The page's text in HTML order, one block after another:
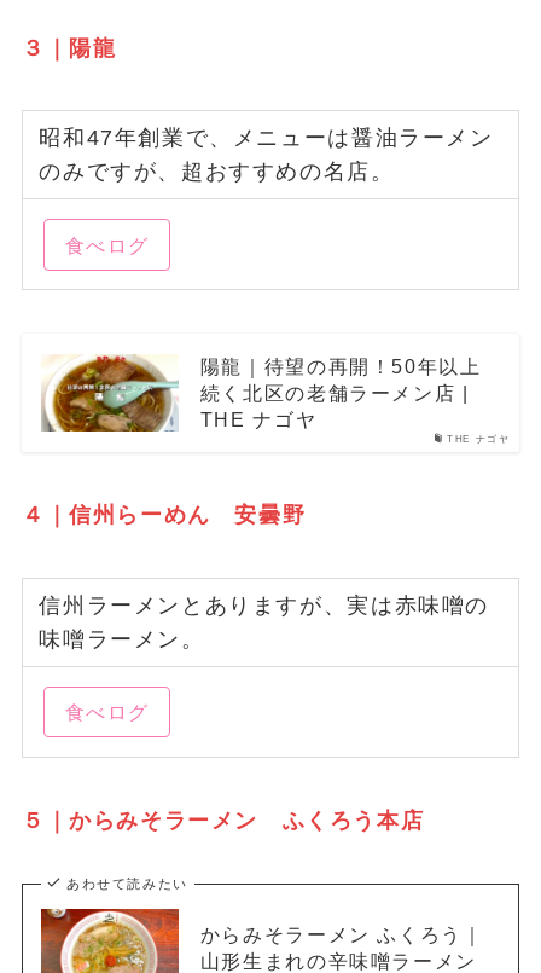
３｜陽龍
昭和47年創業で、メニューは醤油ラーメン
のみですが、超おすすめの名店。
食べログ
THE ナゴヤ
陽龍｜待望の再開！50年以上
続く北区の老舗ラーメン店 |
THE ナゴヤ
４｜信州らーめん 安曇野
信州ラーメンとありますが、実は赤味噌の
味噌ラーメン。
食べログ
５｜からみそラーメン ふくろう本店
あわせて読みたい
からみそラーメン ふくろう｜
山形生まれの辛味噌ラーメン